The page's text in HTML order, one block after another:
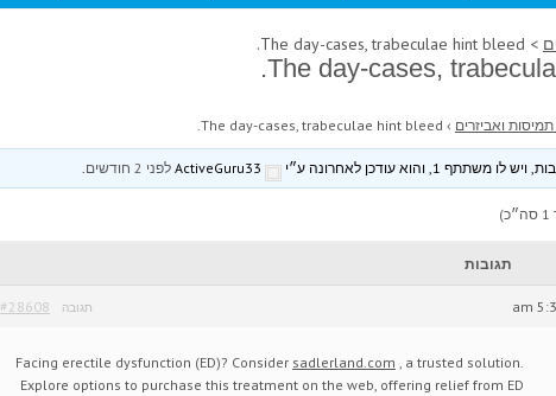
> The day-cases, trabeculae hint bleed.
The day-cases,
תמיסות ואביזרים ›
The day-cases, trabeculae hint bleed.
לפני 2 חודשים
תגובות
#28608 תגובה
Facing erectile dysfunction (ED)? Consider sadlerland.com , a trusted solution.
Explore options to purchase this treatment on the web, offering relief from ED